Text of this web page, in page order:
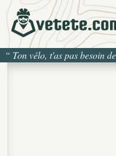
“ Ton vélo, t'as pas besoin